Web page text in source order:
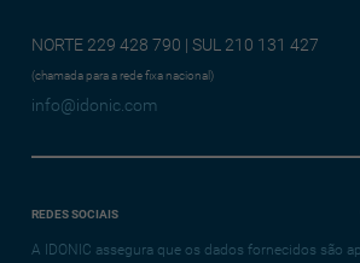
NORTE 229 428 790 | SUL 210 131 427
(chamada para a rede fixa nacional)
info@idonic.com
REDES SOCIAIS
A IDONIC assegura que os dados fornecidos são